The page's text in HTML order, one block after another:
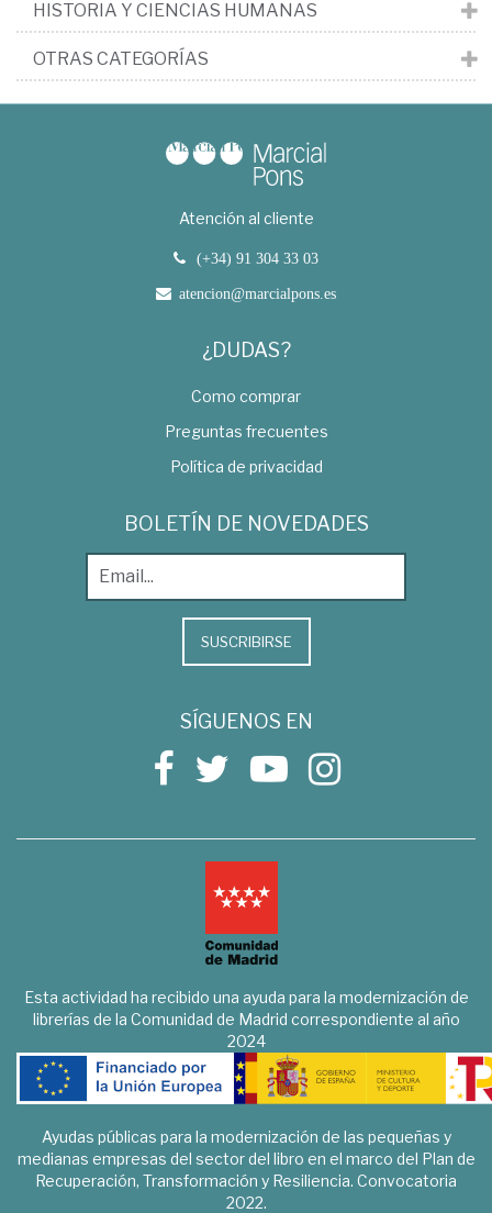
HISTORIA Y CIENCIAS HUMANAS
OTRAS CATEGORÍAS
Atención al cliente
(+34) 91 304 33 03
atencion@marcialpons.es
¿DUDAS?
Como comprar
Preguntas frecuentes
Política de privacidad
BOLETÍN DE NOVEDADES
SUSCRIBIRSE
SÍGUENOS EN
Esta actividad ha recibido una ayuda para la modernización de
librerías de la Comunidad de Madrid correspondiente al año
2024
Ayudas públicas para la modernización de las pequeñas y
medianas empresas del sector del libro en el marco del Plan de
Recuperación, Transformación y Resiliencia. Convocatoria
2022.